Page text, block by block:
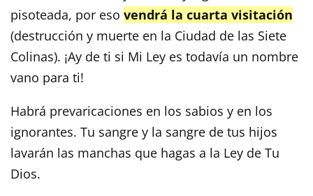
pisoteada, por eso vendrá la cuarta visitación
(destrucción y muerte en la Ciudad de las Siete
Colinas). ¡Ay de ti si Mi Ley es todavía un nombre
vano para ti!
Habrá prevaricaciones en los sabios y en los
ignorantes. Tu sangre y la sangre de tus hijos
lavarán las manchas que hagas a la Ley de Tu
Dios.